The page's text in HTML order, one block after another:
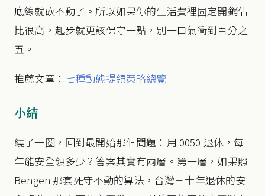
底線就砍不動了。所以如果你的生活費裡固定開銷佔
比很高，起步就更該保守一點，別一口氣衝到百分之
五。
推薦文章： 七種動態提領策略總覽
小結
繞了一圈，回到最開始那個問題：用 0050 退休，每
年能安全領多少？答案其實有兩層。第一層，如果照
Bengen 那套死守不動的算法，台灣三十年退休的安